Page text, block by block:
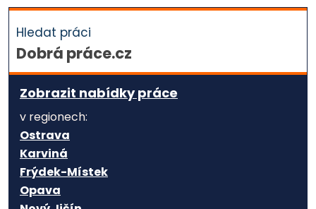
Hledat práci
Dobrá práce.cz
Zobrazit nabídky práce
v regionech:
Ostrava
Karviná
Frýdek-Místek
Opava